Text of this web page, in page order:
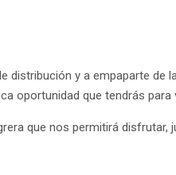
y a empaparte de
oportunidad que tendrás para
que nos permitirá disfrutar,